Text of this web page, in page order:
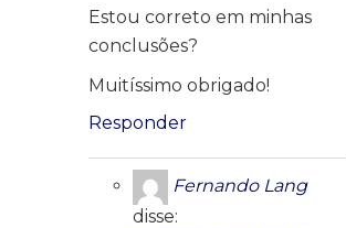
Estou correto em minhas
conclusões?
Muitíssimo obrigado!
Responder
Fernando Lang
disse: